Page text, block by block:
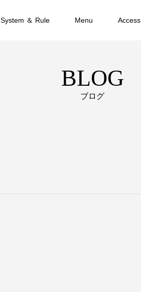
System ＆ Rule Menu Access
BLOG
ブログ